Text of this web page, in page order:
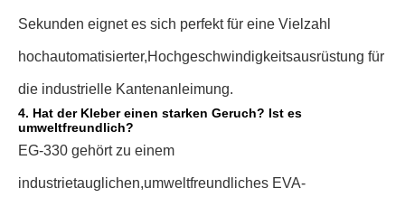
Sekunden eignet es sich perfekt für eine Vielzahl
hochautomatisierter,Hochgeschwindigkeitsausrüstung für
die industrielle Kantenanleimung.
4. Hat der Kleber einen starken Geruch? Ist es
umweltfreundlich?
EG-330 gehört zu einem
industrietauglichen,umweltfreundliches EVA-